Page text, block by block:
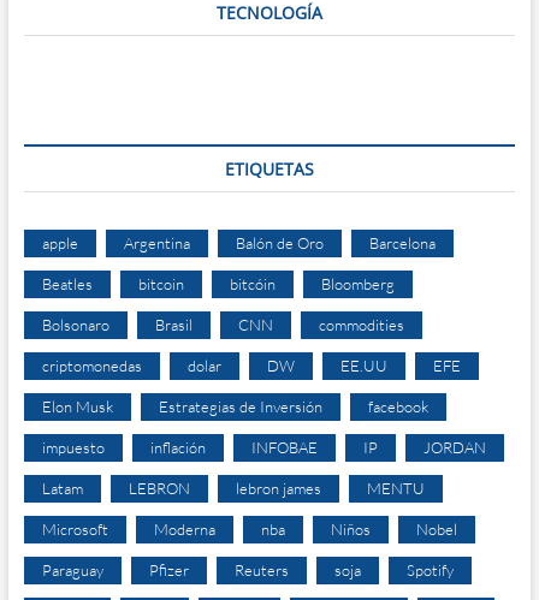
TECNOLOGÍA
ETIQUETAS
apple Argentina Balón de Oro Barcelona
Beatles bitcoin bitcóin Bloomberg
Bolsonaro Brasil CNN commodities
criptomonedas dolar DW EE.UU EFE
Elon Musk Estrategias de Inversión facebook
impuesto inflación INFOBAE IP JORDAN
Latam LEBRON lebron james MENTU
Microsoft Moderna nba Niños Nobel
Paraguay Pfizer Reuters soja Spotify